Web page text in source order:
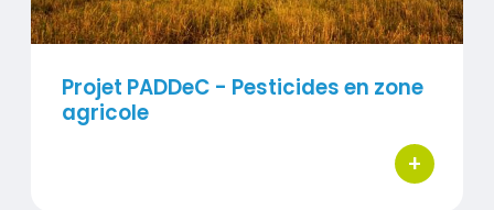
Projet PADDeC - Pesticides en zone
agricole
+
bouton